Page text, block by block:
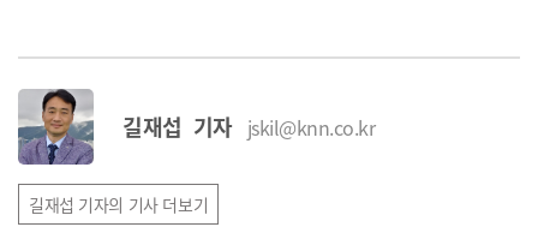
길재섭 기자 jskil@knn.co.kr
길재섭 기자의 기사 더보기